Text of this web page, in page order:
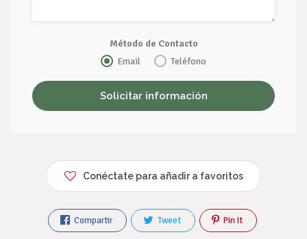
Método de Contacto
Email
Teléfono
Conéctate para añadir a favoritos
Compartir Tweet Pin It